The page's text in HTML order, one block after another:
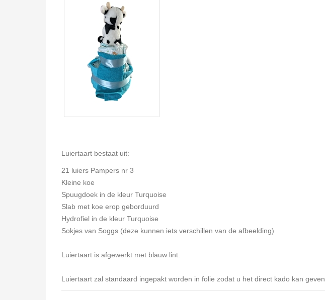
Luiertaart bestaat uit:
21 luiers Pampers nr 3
Kleine koe
Spuugdoek in de kleur Turquoise
Slab met koe erop geborduurd
Hydrofiel in de kleur Turquoise
Sokjes van Soggs (deze kunnen iets verschillen van de afbeelding)
Luiertaart is afgewerkt met blauw lint.
Luiertaart zal standaard ingepakt worden in folie zodat u het direct kado kan geven.